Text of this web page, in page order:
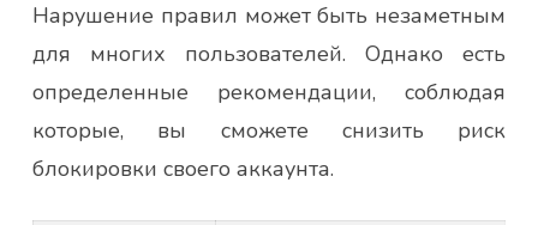
Нарушение правил может быть незаметным
для многих пользователей. Однако есть
определенные рекомендации, соблюдая
которые, вы сможете снизить риск
блокировки своего аккаунта.